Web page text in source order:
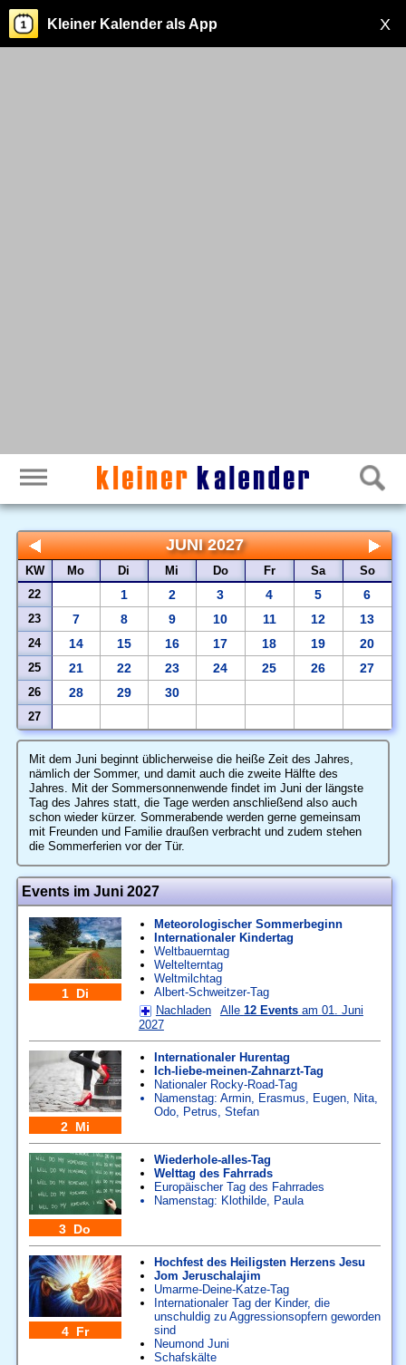
X
Kleiner Kalender als App
JUNI 2027
KW Mo Di Mi Do Fr Sa
So
22
1 2 3 4 5 6
23 7 8 9 10 11 12 13
24 14 15 16 17 18 19 20
25 21 22 23 24 25 26 27
26 28 29 30
27
Mit dem Juni beginnt üblicherweise die heiße Zeit des Jahres,
nämlich der Sommer, und damit auch die zweite Hälfte des
Jahres. Mit der Sommersonnenwende findet im Juni der längste
Tag des Jahres statt, die Tage werden anschließend also auch
schon wieder kürzer. Sommerabende werden gerne gemeinsam
mit Freunden und Familie draußen verbracht und zudem stehen
die Sommerferien vor der Tür.
Events im Juni 2027
1 Di
Meteorologischer Sommerbeginn
Internationaler Kindertag
Weltbauerntag
Weltelterntag
Weltmilchtag
Albert-Schweitzer-Tag
Nachladen
Alle 12 Eventsam 01. Juni
2027
2 Mi
Internationaler Hurentag
Ich-liebe-meinen-Zahnarzt-Tag
Nationaler Rocky-Road-Tag
Namenstag: Armin, Erasmus Eugen, Nita,
Odo, Petrus Stefan
3 Do
Wiederhole-alles-Tag
Welttag des Fahrrads
Europäischer Tag des Fahrrades
Namenstag: Klothilde, Paula
4 Fr
Hochfest des Heiligsten Herzens Jesu
Jom Jeruschalajim
Umarme-Deine-Katze-Tag
Internationaler Tag der Kinder, die
unschuldig zu Aggressionsopfern geworden
sind
Neumond Juni
Schafskälte